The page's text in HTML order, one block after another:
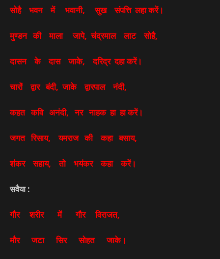
सोहै भवन में भवानी, सुख संपत्ति लहा करें।
मुण्डन की माला जापे, चंद्रमाल लाट सोहै,
दासन के दास जाके, दरिद्र दहा करें।
चारों द्वार बंदी, जाके द्वारपाल नंदी,
कहत कवि अनंदी, नर नाहक हा हा करें।
जगत रिसाय, यमराज की कहा बसाय,
शंकर सहाय, तो भयंकर कहा करें।
सवैया :
गौर शरीर में गौर विराजत,
मौर जटा सिर सोहत जाके।